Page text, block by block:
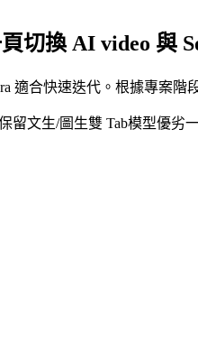
切換 AI video 與
適合快速迭代。根據專案階
留文生/圖生雙 Tab模型優劣